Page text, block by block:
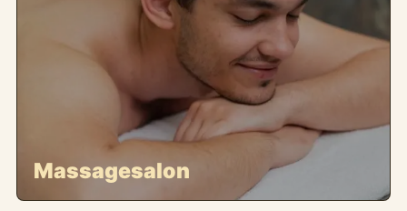
Massagesalon